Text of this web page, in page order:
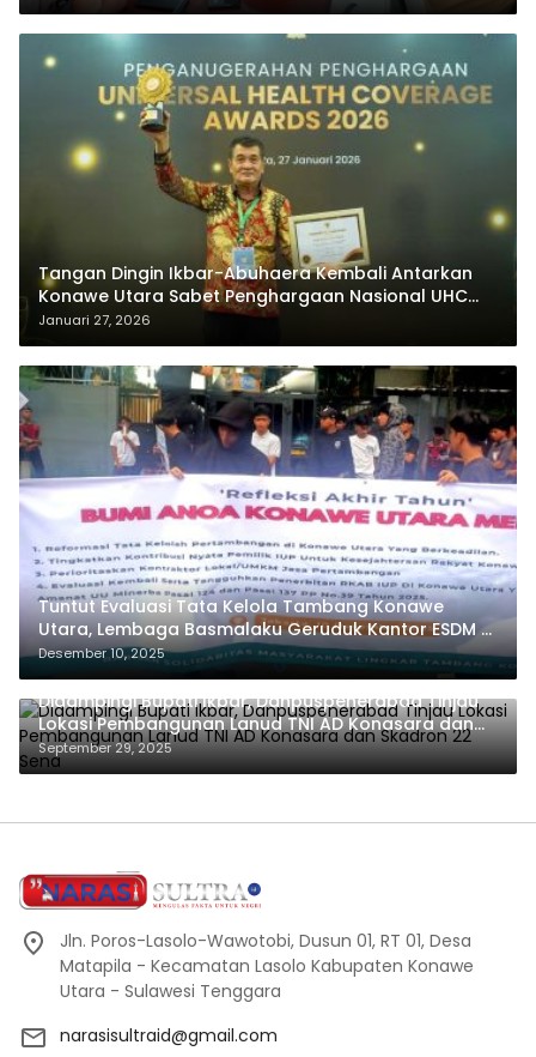
Tangan Dingin Ikbar-Abuhaera Kembali Antarkan
Konawe Utara Sabet Penghargaan Nasional UHC
Award 2026
Januari 27, 2026
Tuntut Evaluasi Tata Kelola Tambang Konawe
Utara, Lembaga Basmalaku Geruduk Kantor ESDM RI
dan PT.Antam
Desember 10, 2025
Didampingi Bupati Ikbar, Danpuspenerabad Tinjau
Lokasi Pembangunan Lanud TNI AD Konasara dan
Skadron 22 Sena
September 29, 2025
Jln. Poros-Lasolo-Wawotobi, Dusun 01, RT 01, Desa
Matapila - Kecamatan Lasolo Kabupaten Konawe
Utara - Sulawesi Tenggara
narasisultraid@gmail.com